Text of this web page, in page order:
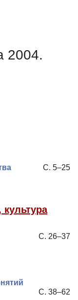
2004.
С. 5–25
С. 26–37
С. 38–62